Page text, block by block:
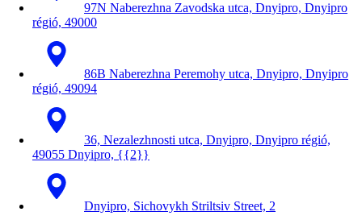
97N Naberezhna Zavodska utca, Dnyipro, Dnyipro
régió, 49000
86B Naberezhna Peremohy utca, Dnyipro, Dnyipro
régió, 49094
36, Nezalezhnosti utca, Dnyipro, Dnyipro régió,
49055 Dnyipro, {{2}}
Dnyipro, Sichovykh Striltsiv Street, 2